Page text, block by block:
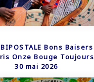
Bons Baisers
Onze Bouge Toujours
30 mai 2026